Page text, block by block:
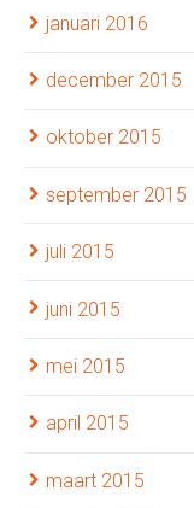
januari 2016
december 2015
oktober 2015
september 2015
juli 2015
juni 2015
mei 2015
april 2015
maart 2015